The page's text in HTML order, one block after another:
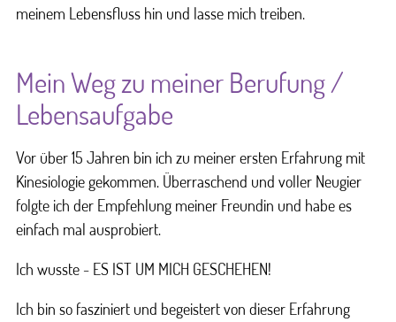
meinem Lebensfluss hin und lasse mich treiben.
Mein Weg zu meiner Berufung /
Lebensaufgabe
Vor über 15 Jahren bin ich zu meiner ersten Erfahrung mit
Kinesiologie gekommen. Überraschend und voller Neugier
folgte ich der Empfehlung meiner Freundin und habe es
einfach mal ausprobiert.
Ich wusste - ES IST UM MICH GESCHEHEN!
Ich bin so fasziniert und begeistert von dieser Erfahrung